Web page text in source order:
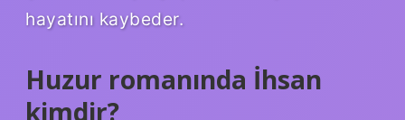
hayatını kaybeder.
Huzur romanında İhsan
kimdir?